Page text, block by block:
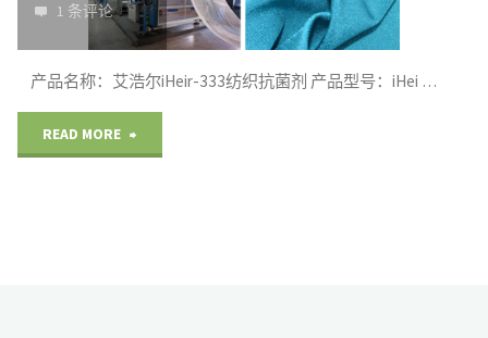
剂"
1 条评论
产品名称：艾浩尔iHeir-333纺织抗菌剂 产品型号：iHei …
READ MORE